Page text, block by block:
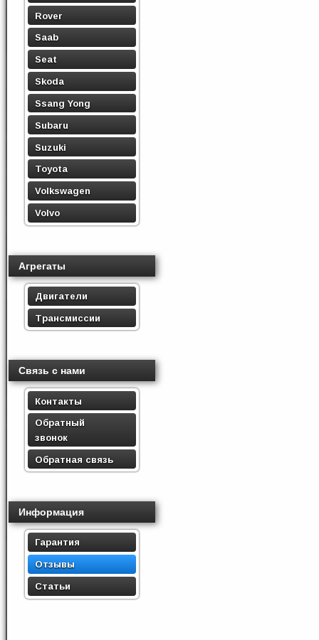
Rover
Saab
Seat
Skoda
Ssang Yong
Subaru
Suzuki
Toyota
Volkswagen
Volvo
Агрегаты
Двигатели
Трансмиссии
Связь с нами
Контакты
Обратный
звонок
Обратная связь
Информация
Гарантия
Отзывы
Статьи